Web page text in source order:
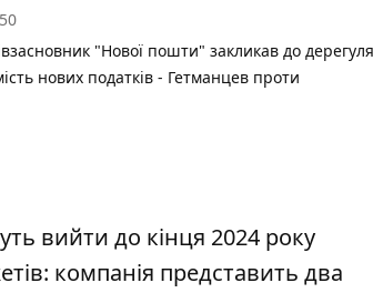
"Нової пошти" закликав до
нових податків - Гетманцев проти
вийти до кінця 2024 року
компанія представить два